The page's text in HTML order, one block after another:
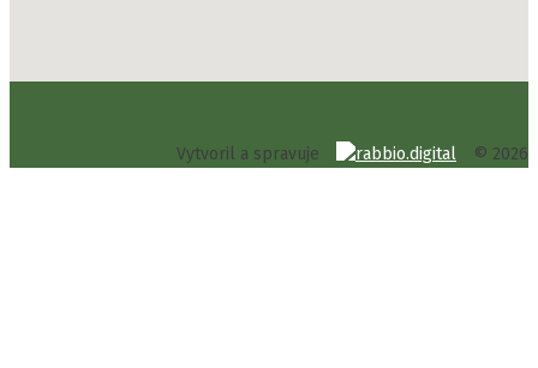
Vytvoril a spravuje © 2026